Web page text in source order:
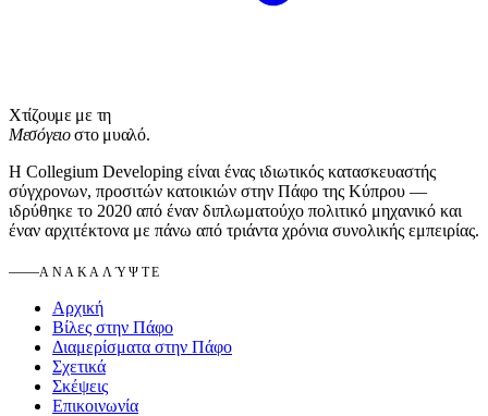
Χτίζουμε με τη
Μεσόγειο στο μυαλό.
Η Collegium Developing είναι ένας ιδιωτικός κατασκευαστής
σύγχρονων, προσιτών κατοικιών στην Πάφο της Κύπρου —
ιδρύθηκε το 2020 από έναν διπλωματούχο πολιτικό μηχανικό και
έναν αρχιτέκτονα με πάνω από τριάντα χρόνια συνολικής εμπειρίας.
ΑΝΑΚΑΛΎΨΤΕ
Αρχική
Βίλες στην Πάφο
Διαμερίσματα στην Πάφο
Σχετικά
Σκέψεις
Επικοινωνία